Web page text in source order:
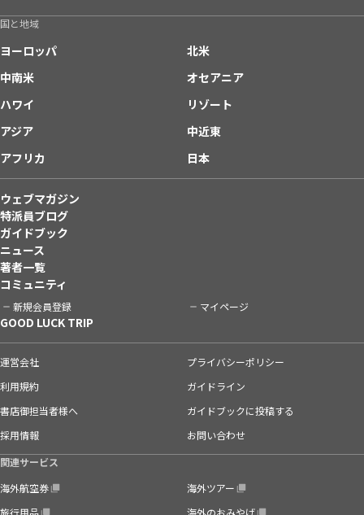
国と地域
ヨーロッパ
北米
中南米
オセアニア
ハワイ
リゾート
アジア
中近東
アフリカ
日本
ウェブマガジン
特派員ブログ
ガイドブック
ニュース
著者一覧
コミュニティ
新規会員登録 マイページ
GOOD LUCK TRIP
運営会社
プライバシーポリシー
利用規約
ガイドライン
書店御担当者様へ
ガイドブックに投稿する
採用情報
お問い合わせ
関連サービス
海外航空券
海外ツアー
旅行用品
海外のおみやげ